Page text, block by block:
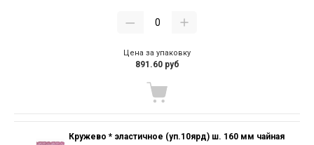
Цена за упаковку
891.60 руб
Кружево * эластичное (уп.10ярд) ш. 160 мм чайная